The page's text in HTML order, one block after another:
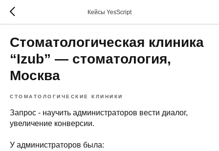
Кейсы YesScript
Стоматологическая клиника
“Izub” — стоматология,
Москва
СТОМАТОЛОГИЧЕСКИЕ КЛИНИКИ
Запрос - научить администраторов вести диалог,
увеличение конверсии.
У администраторов была: